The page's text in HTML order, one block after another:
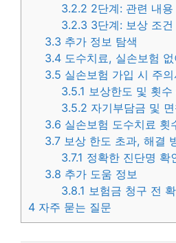
3.2.2 2단계: 관련 내용
3.2.3 3단계: 보상 조건
3.3 추가 정보 탐색
3.4 도수치료, 실손보험
3.5 실손보험 가입 시 주
3.5.1 보상한도 및 횟수
3.5.2 자기부담금 및
3.6 실손보험 도수치료 횟
3.7 보상 한도 초과, 해결
3.7.1 정확한 진단명 확
3.8 추가 도움 정보
3.8.1 보험금 청구 전
4 자주 묻는 질문